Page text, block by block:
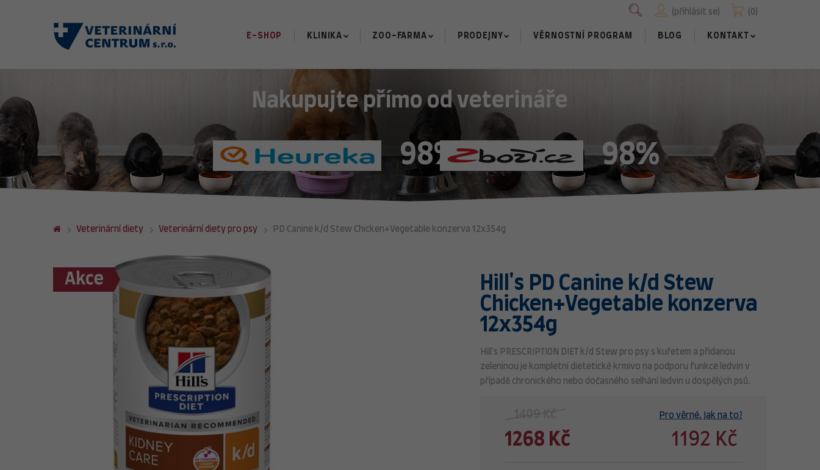
0
přihlásit se
E-SHOP KLINIKA ZOO-FARMA PRODEJNY VĚRNOSTNÍ PROGRAM BLOG KONTAKT
Nakupujte přímo od veterináře
98% 98%
Veterinární diety Veterinární diety pro psy PD Canine k/d Stew Chicken+Vegetable konzerva 12x354g
Hill's PD Canine k/d Stew
Chicken+Vegetable konzerva
12x354g
Hill's PRESCRIPTION DIET
k/d Stew pro psy s kuřetem a přidanou
zeleninou je kompletní dietetické krmivo na podporu funkce ledvin v
případě chronického nebo dočasného selhání ledvin u dospělých psů.
1409 Kč Pro věrné. Jak na to?
1268 Kč 1192 Kč